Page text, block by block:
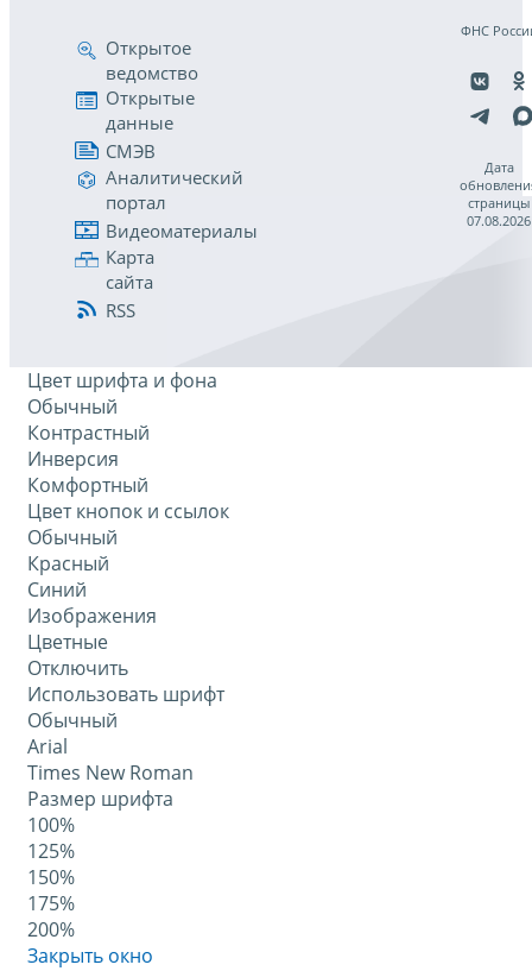
Открытое
ведомство
Открытые
данные
СМЭВ
Аналитический
портал
Видеоматериалы
Карта
сайта
RSS
ФНС
Дата
страницы
07.08.2026
Цвет шрифта и фона
Обычный
Контрастный
Инверсия
Комфортный
Цвет кнопок и ссылок
Обычный
Красный
Синий
Изображения
Цветные
Отключить
Использовать шрифт
Обычный
Arial
Times New Roman
Размер шрифта
100%
125%
150%
175%
200%
Закрыть окно